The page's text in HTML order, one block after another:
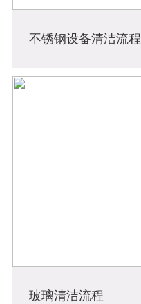
不锈钢设备清洁流程
玻璃清洁流程